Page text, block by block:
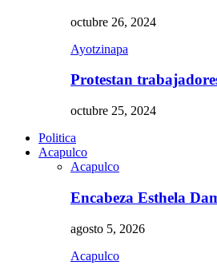
octubre 26, 2024
Ayotzinapa
Protestan
octubre 25, 2024
Politica
Acapulco
Acapulco
Encabeza Esthela
agosto 5, 2026
Acapulco